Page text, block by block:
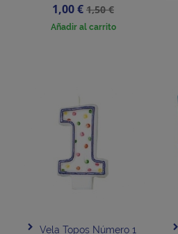
Precio
1,00 €Precio
base
1,50 €
Añadir al carrito
Vela Topos Número 1